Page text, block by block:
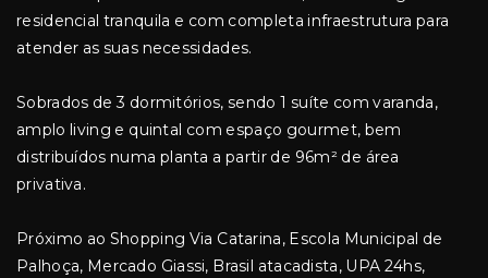
residencial tranquila e com completa infraestrutura para
atender as suas necessidades.
Sobrados de 3 dormitórios, sendo 1 suíte com varanda,
amplo living e quintal com espaço gourmet, bem
distribuídos numa planta a partir de 96m² de área
privativa.
Próximo ao Shopping Via Catarina, Escola Municipal de
Palhoça, Mercado Giassi, Brasil atacadista, UPA 24hs,